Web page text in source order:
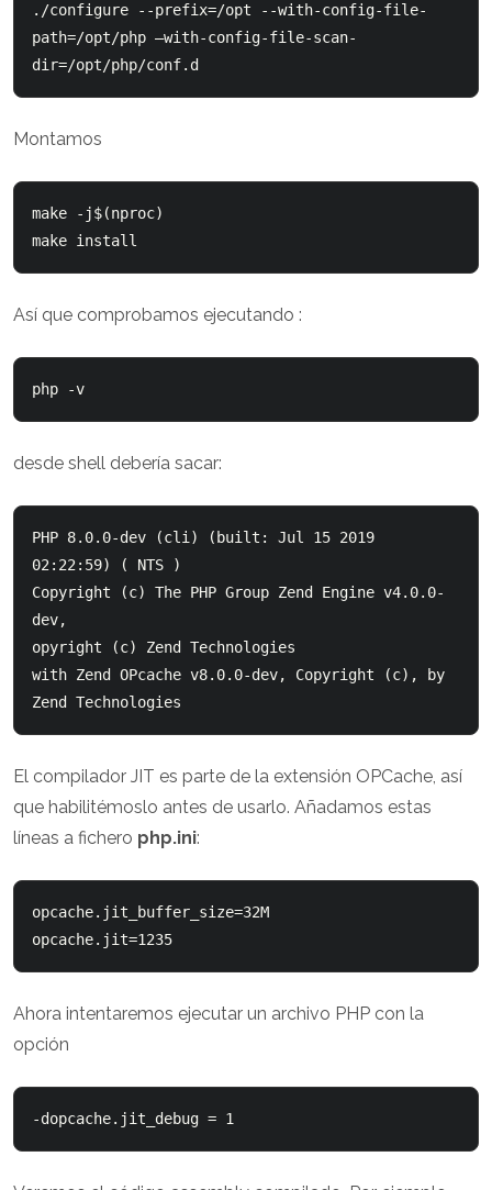
./configure --prefix=/opt --with-config-file-
path=/opt/php –with-config-file-scan-
Montamos
make -j$(nproc)
Así que comprobamos ejecutando :
desde shell debería sacar:
PHP 8.0.0-dev (cli) (built: Jul 15 2019
02:22:59) ( NTS )
Copyright (c) The PHP Group Zend Engine v4.0.0-
dev,
opyright (c) Zend Technologies
with Zend OPcache v8.0.0-dev, Copyright (c), by
El compilador JIT es parte de la extensión OPCache, así
que habilitémoslo antes de usarlo. Añadamos estas
líneas a fichero php.ini:
opcache.jit_buffer_size=32M
Ahora intentaremos ejecutar un archivo PHP con la
opción